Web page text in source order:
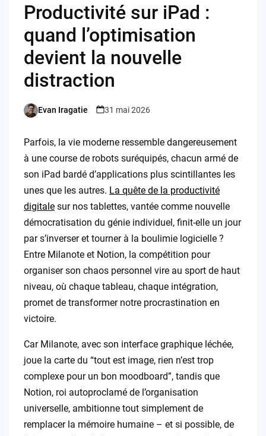
Productivité sur iPad :
quand l’optimisation
devient la nouvelle
distraction
Posted
Evan Iragatie 31 mai 2026
Parfois, la vie moderne ressemble dangereusement
à une course de robots suréquipés, chacun armé de
son iPad bardé d’applications plus scintillantes les
unes que les autres. La quête de la productivité
digitalesur nos tablettes, vantée comme nouvelle
démocratisation du génie individuel, finit-elle un jour
par s’inverser et tourner à la boulimie logicielle ?
Entre Milanote et Notion, la compétition pour
organiser son chaos personnel vire au sport de haut
niveau, où chaque tableau, chaque intégration,
promet de transformer notre procrastination en
victoire.
Car Milanote, avec son interface graphique léchée,
joue la carte du “tout est image, rien n’est trop
complexe pour un bon moodboard”, tandis que
Notion, roi autoproclamé de l’organisation
universelle, ambitionne tout simplement de
remplacer la mémoire humaine – et si possible, de